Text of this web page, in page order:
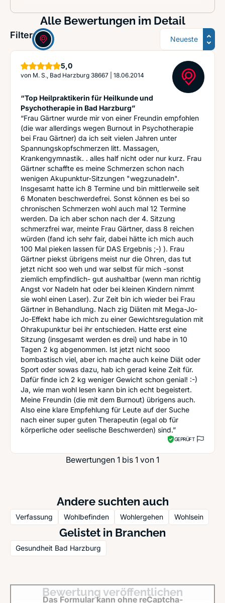
Alle Bewertungen im Detail
Filter: Sortierung
5,0Sterne
von M. S., Bad Harzburg 38667 18.06.2014
“Top Heilpraktikerin für Heilkunde und
Psychotherapie in Bad Harzburg”
“Frau Gärtner wurde mir von einer Freundin empfohlen
(die war allerdings wegen Burnout in Psychotherapie
bei Frau Gärtner) da ich seit vielen Jahren unter
Spannungskopfschmerzen litt. Massagen,
Krankengymnastik. . alles half nicht oder nur kurz. Frau
Gärtner schaffte es meine Schmerzen schon nach
wenigen Akupunktur-Sitzungen "wegzunadeln".
Insgesamt hatte ich 8 Termine und bin mittlerweile seit
6 Monaten beschwerdefrei. Sonst können es bei so
chronischen Schmerzen wohl auch mal 12 Termine
werden. Da ich aber schon nach der 4. Sitzung
schmerzfrei war, meinte Frau Gärtner, dass 8 reichen
würden (fand ich sehr fair, dabei hätte ich mich auch
100 Mal pieken lassen für DAS Ergebnis ;-) ). Frau
Gärtner piekst übrigens meist nur die Ohren, das tut
jetzt nicht soo weh und war selbst für mich -sonst
ziemlich empfindlich- gut aushaltbar (wenn man richtig
Angst vor Nadeln hat oder bei kleinen Kindern nimmt
sie wohl einen Laser). Zur Zeit bin ich wieder bei Frau
Gärtner in Behandlung. Nach zig Diäten mit Mega-Jo-
Jo-Effekt habe ich mich zu einer Gewichtsregulation mit
Ohrakupunktur bei ihr entschieden. Hatte erst eine
Sitzung (insgesamt werden es drei) und habe in 10
Tagen 2 kg abgenommen. Ist jetzt nicht sooo
bombastisch viel, aber ich mache auch keine Diät oder
Sport oder sowas dazu, hab ich gerad keine Zeit für.
Dafür finde ich 2 kg weniger Gewicht schon genial! :-)
Ja, wie man wohl lesen kann bin ich echt begeistert.
Meine Freundin (die mit dem Burnout) übrigens auch.
Also eine klare Empfehlung für Leute auf der Suche
nach einer super guten Therapeutin (egal ob für
körperliche oder seelische Beschwerden) sind.”
GEPRÜFT
Bewertungen 1 bis 1 von 1
Andere suchten auch
Verfassung Wohlbefinden Wohlergehen Wohlsein
Gelistet in Branchen
Gesundheit Bad Harzburg
Bewertung veröffentlichen
Das Formular kann ohne reCaptcha-